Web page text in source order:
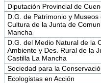
Diputación Provincial de
D.G. de Patrimonio y
Cultura de la Junta de
Mancha
D.G. del Medio Natural de la
Ambiente y Des. Rural de la
Castilla La Mancha
Sociedad para la
Ecologistas en Acción